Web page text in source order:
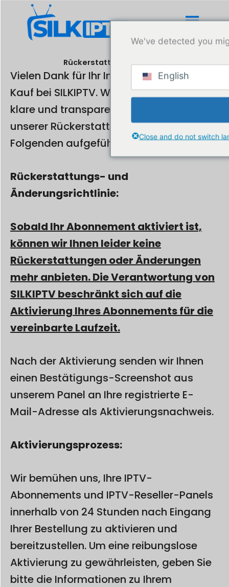
springen
Rückerstattungsrichtlinie
Vielen Dank für Ihr Interesse an einem
Kauf bei SILKIPTV. Wir legen Wert auf
klare und transparente Informationen zu
unserer Rückerstattungsrichtlinie, die im
Folgenden aufgeführt ist:
Rückerstattungs- und
Änderungsrichtlinie:
Sobald Ihr Abonnement aktiviert ist,
können wir Ihnen leider keine
Rückerstattungen oder Änderungen
mehr anbieten. Die Verantwortung von
SILKIPTV beschränkt sich auf die
Aktivierung Ihres Abonnements für die
vereinbarte Laufzeit.
Nach der Aktivierung senden wir Ihnen
einen Bestätigungs-Screenshot aus
unserem Panel an Ihre registrierte E-
Mail-Adresse als Aktivierungsnachweis.
Aktivierungsprozess:
Wir bemühen uns, Ihre IPTV-
Abonnements und IPTV-Reseller-Panels
innerhalb von 24 Stunden nach Eingang
Ihrer Bestellung zu aktivieren und
bereitzustellen. Um eine reibungslose
Aktivierung zu gewährleisten, geben Sie
bitte die Informationen zu Ihrem
We've detected you
English
Close and do not switch